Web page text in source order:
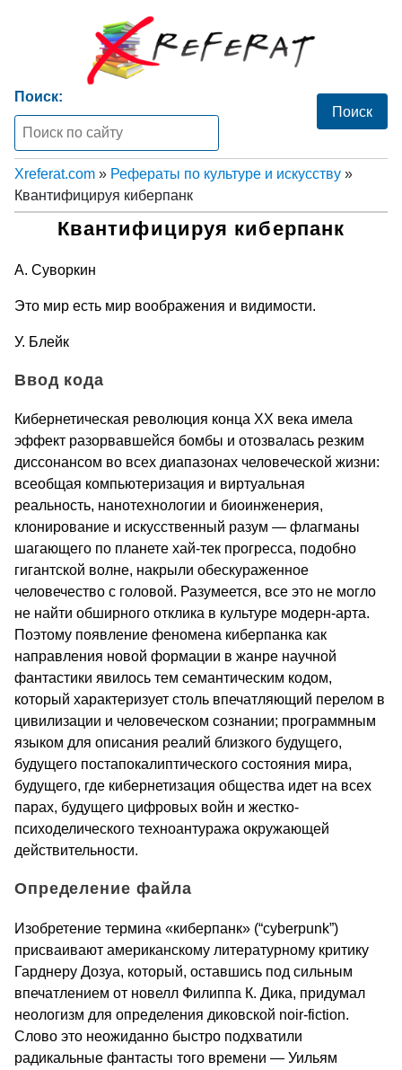
Поиск:
Xreferat.com » Рефераты по культуре и искусству »
Квантифицируя киберпанк
Квантифицируя киберпанк
А. Суворкин
Это мир есть мир воображения и видимости.
У. Блейк
Ввод кода
Кибернетическая революция конца ХХ века имела
эффект разорвавшейся бомбы и отозвалась резким
диссонансом во всех диапазонах человеческой жизни:
всеобщая компьютеризация и виртуальная
реальность, нанотехнологии и биоинженерия,
клонирование и искусственный разум — флагманы
шагающего по планете хай-тек прогресса, подобно
гигантской волне, накрыли обескураженное
человечество с головой. Разумеется, все это не могло
не найти обширного отклика в культуре модерн-арта.
Поэтому появление феномена киберпанка как
направления новой формации в жанре научной
фантастики явилось тем семантическим кодом,
который характеризует столь впечатляющий перелом в
цивилизации и человеческом сознании; программным
языком для описания реалий близкого будущего,
будущего постапокалиптического состояния мира,
будущего, где кибернетизация общества идет на всех
парах, будущего цифровых войн и жестко-
психоделического техноантуража окружающей
действительности.
Определение файла
Изобретение термина «киберпанк» (“cyberpunk”)
присваивают американскому литературному критику
Гарднеру Дозуа, который, оставшись под сильным
впечатлением от новелл Филиппа К. Дика, придумал
неологизм для определения диковской noir-fiction.
Слово это неожиданно быстро подхватили
радикальные фантасты того времени — Уильям